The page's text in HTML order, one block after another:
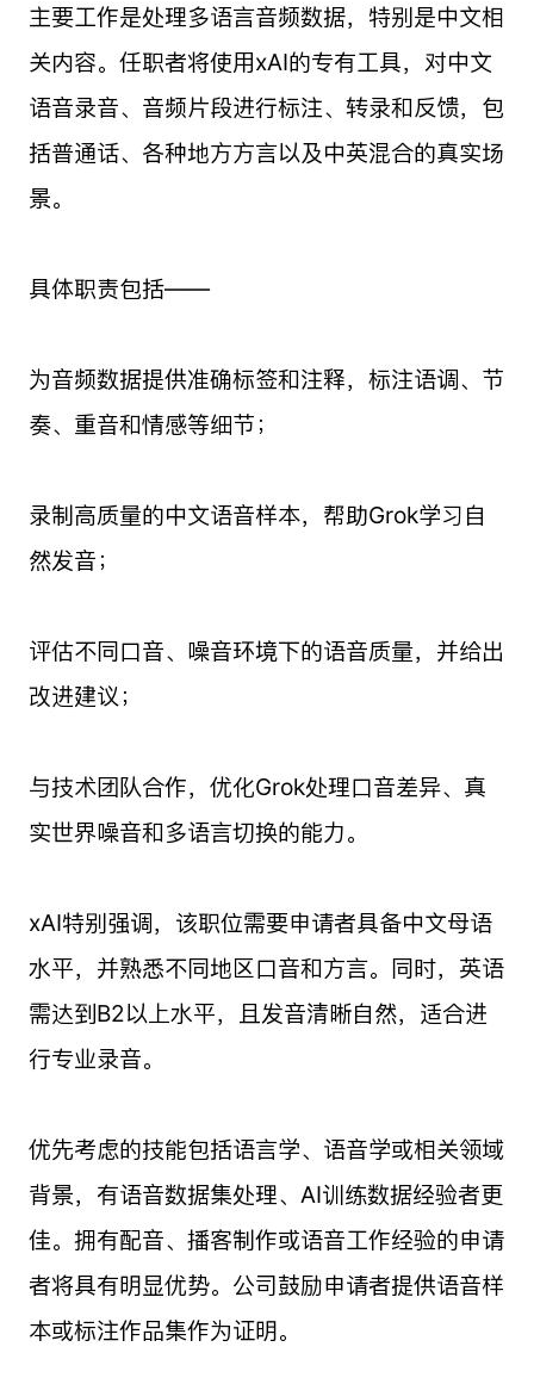
主要工作是处理多语言音频数据，特别是中文相
关内容。任职者将使用xAI的专有工具，对中文
语音录音、音频片段进行标注、转录和反馈，包
括普通话、各种地方方言以及中英混合的真实场
景。
具体职责包括——
为音频数据提供准确标签和注释，标注语调、节
奏、重音和情感等细节；
录制高质量的中文语音样本，帮助Grok学习自
然发音；
评估不同口音、噪音环境下的语音质量，并给出
改进建议；
与技术团队合作，优化Grok处理口音差异、真
实世界噪音和多语言切换的能力。
xAI特别强调，该职位需要申请者具备中文母语
水平，并熟悉不同地区口音和方言。同时，英语
需达到B2以上水平，且发音清晰自然，适合进
行专业录音。
优先考虑的技能包括语言学、语音学或相关领域
背景，有语音数据集处理、AI训练数据经验者更
佳。拥有配音、播客制作或语音工作经验的申请
者将具有明显优势。公司鼓励申请者提供语音样
本或标注作品集作为证明。